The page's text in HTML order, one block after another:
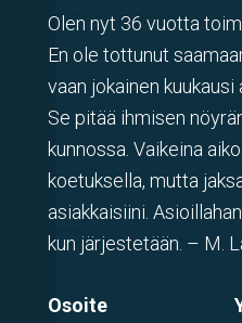
Olen nyt 36 vuotta
En ole tottunut
vaan jokainen kuukausi
Se pitää ihmisen
kunnossa. Vaikeina
koetuksella, mutta
asiakkaisiini.
kun järjestetään. – M.
Osoite